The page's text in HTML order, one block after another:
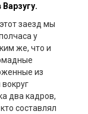
заезд мы
у
же, что и
из
два кадров,
составлял